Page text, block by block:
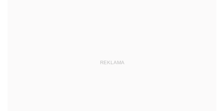
REKLAMA